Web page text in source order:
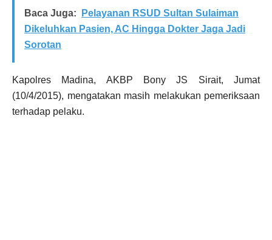
Baca Juga:
Pelayanan RSUD Sultan Sulaiman
Dikeluhkan Pasien, AC Hingga Dokter Jaga Jadi
Sorotan
Kapolres Madina, AKBP Bony JS Sirait, Jumat
(10/4/2015), mengatakan masih melakukan pemeriksaan
terhadap pelaku.